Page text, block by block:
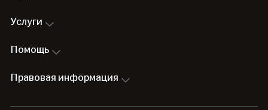
Услуги
Помощь
Правовая информация